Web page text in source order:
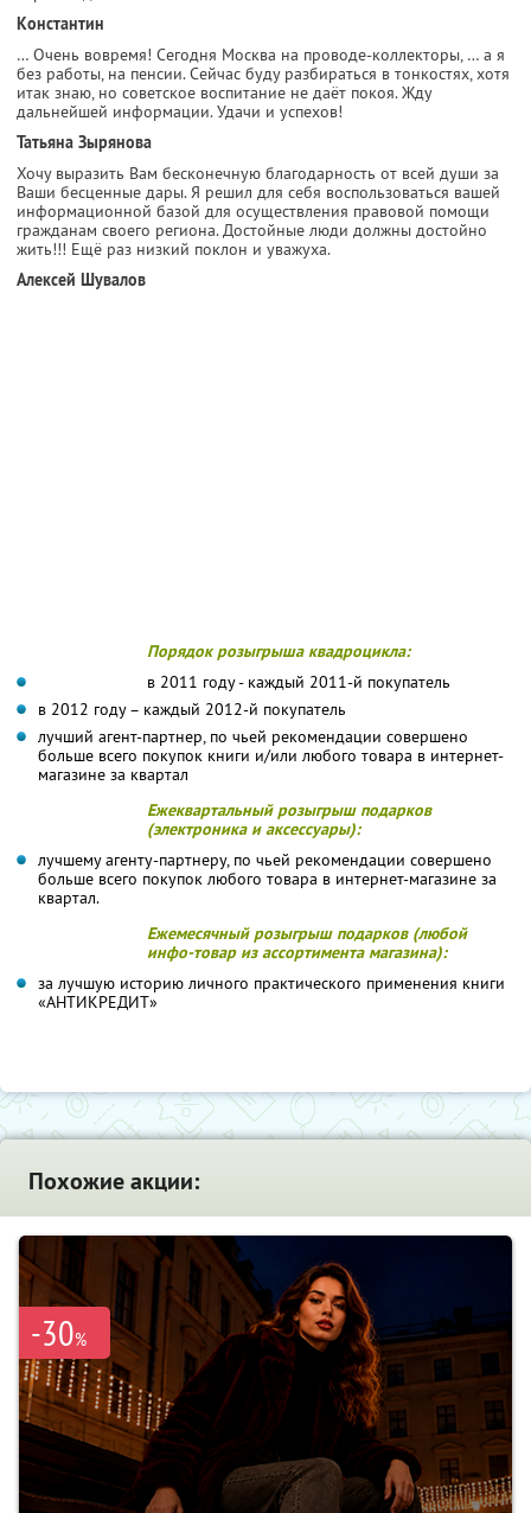
Константин
… Очень вовремя! Сегодня Москва на проводе-коллекторы, … а я
без работы, на пенсии. Сейчас буду разбираться в тонкостях, хотя
итак знаю, но советское воспитание не даёт покоя. Жду
дальнейшей информации. Удачи и успехов!
Татьяна Зырянова
Хочу выразить Вам бесконечную благодарность от всей души за
Ваши бесценные дары. Я решил для себя воспользоваться вашей
информационной базой для осуществления правовой помощи
гражданам своего региона. Достойные люди должны достойно
жить!!! Ещё раз низкий поклон и уважуха.
Алексей Шувалов
Порядок розыгрыша квадроцикла:
в 2011 году - каждый 2011-й покупатель
в 2012 году – каждый 2012-й покупатель
лучший агент-партнер, по чьей рекомендации совершено
больше всего покупок книги и/или любого товара в интернет-
магазине за квартал
Ежеквартальный розыгрыш подарков
(электроника и аксессуары):
лучшему агенту-партнеру, по чьей рекомендации совершено
больше всего покупок любого товара в интернет-магазине за
квартал.
Ежемесячный розыгрыш подарков (любой
инфо-товар из ассортимента магазина):
за лучшую историю личного практического применения книги
«АНТИКРЕДИТ»
Похожие акции:
-30%